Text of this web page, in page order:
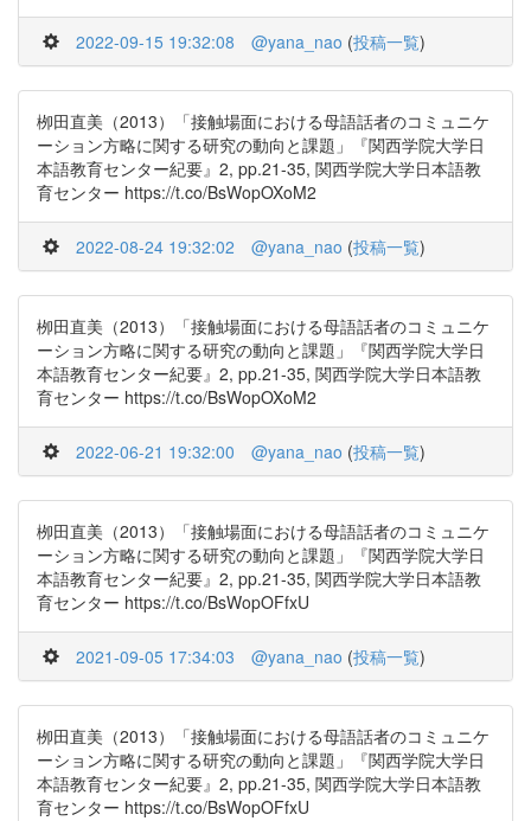
2022-09-15 19:32:08 @yana_nao (投稿一覧)
栁田直美（2013）「接触場面における母語話者のコミュニケ
ーション方略に関する研究の動向と課題」『関西学院大学日
本語教育センター紀要』2, pp.21-35, 関西学院大学日本語教
育センター https://t.co/BsWopOXoM2
2022-08-24 19:32:02 @yana_nao (投稿一覧)
栁田直美（2013）「接触場面における母語話者のコミュニケ
ーション方略に関する研究の動向と課題」『関西学院大学日
本語教育センター紀要』2, pp.21-35, 関西学院大学日本語教
育センター https://t.co/BsWopOXoM2
2022-06-21 19:32:00 @yana_nao (投稿一覧)
栁田直美（2013）「接触場面における母語話者のコミュニケ
ーション方略に関する研究の動向と課題」『関西学院大学日
本語教育センター紀要』2, pp.21-35, 関西学院大学日本語教
育センター https://t.co/BsWopOFfxU
2021-09-05 17:34:03 @yana_nao (投稿一覧)
栁田直美（2013）「接触場面における母語話者のコミュニケ
ーション方略に関する研究の動向と課題」『関西学院大学日
本語教育センター紀要』2, pp.21-35, 関西学院大学日本語教
育センター https://t.co/BsWopOFfxU